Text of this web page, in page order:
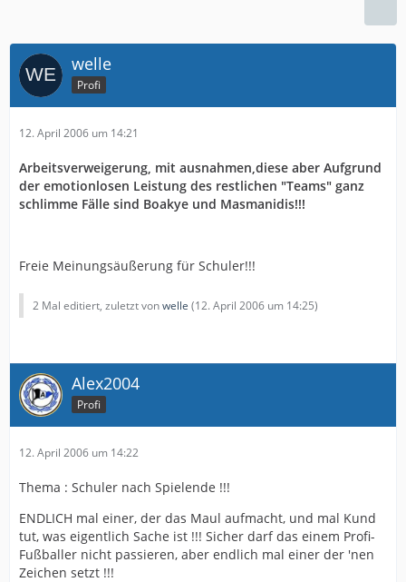
welle
Profi
12. April 2006 um 14:21
Arbeitsverweigerung, mit ausnahmen,diese aber Aufgrund
der emotionlosen Leistung des restlichen "Teams" ganz
schlimme Fälle sind Boakye und Masmanidis!!!
Freie Meinungsäußerung für Schuler!!!
2 Mal editiert, zuletzt vonwelle (12. April 2006 um 14:25)
Alex2004
Profi
12. April 2006 um 14:22
Thema : Schuler nach Spielende !!!
ENDLICH mal einer, der das Maul aufmacht, und mal Kund
tut, was eigentlich Sache ist !!! Sicher darf das einem Profi-
Fußballer nicht passieren, aber endlich mal einer der 'nen
Zeichen setzt !!!